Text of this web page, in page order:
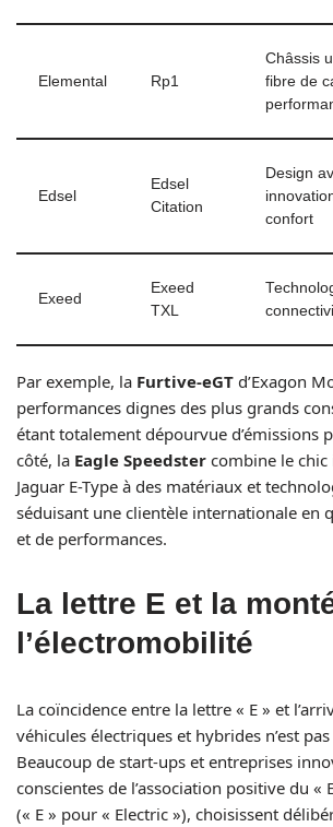
Elemental Rp1
Châssis
fibre de
Edsel
Edsel
Citation
Design
confort
Exeed
Exeed
TXL
Par exemple, la Furtive-eGT d’Exagon
performances dignes des plus grands
étant totalement dépourvue d’émissions
côté, la Eagle Speedster combine le
Jaguar E-Type à des matériaux et
séduisant une clientèle internationale en
et de performances.
La lettre E et la
l’électromobilité
La coïncidence entre la lettre « E » et
véhicules électriques et hybrides n’est
Beaucoup de start-ups et entreprises
conscientes de l’association positive du «
(« E » pour « Electric »), choisissent